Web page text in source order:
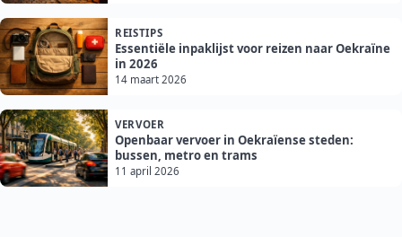
REISTIPS
Essentiële inpaklijst voor reizen naar Oekraïne
in 2026
14 maart 2026
VERVOER
Openbaar vervoer in Oekraïense steden:
bussen, metro en trams
11 april 2026